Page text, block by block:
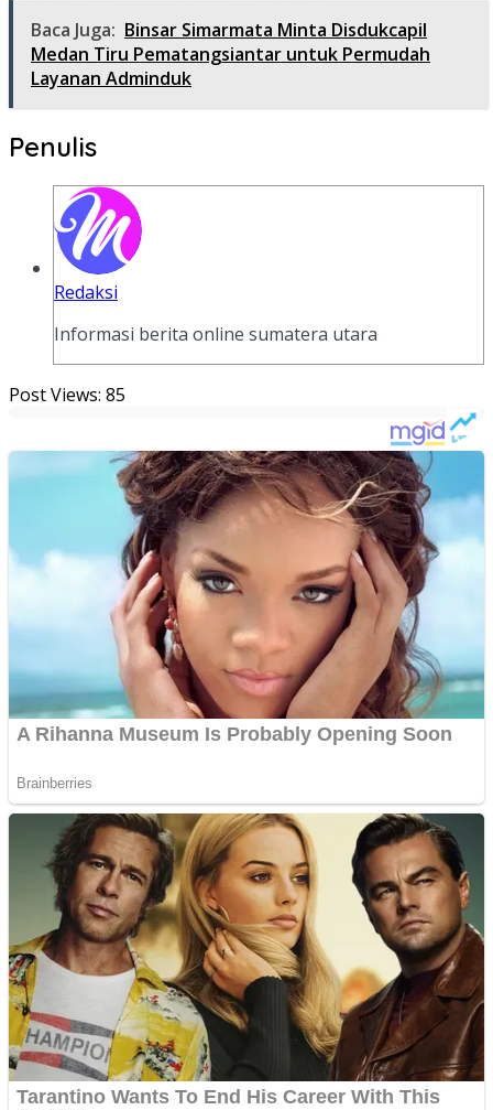
Baca Juga: Binsar Simarmata Minta Disdukcapil
Medan Tiru Pematangsiantar untuk Permudah
Layanan Adminduk
Penulis
Redaksi
Informasi berita online sumatera utara
Post Views: 85